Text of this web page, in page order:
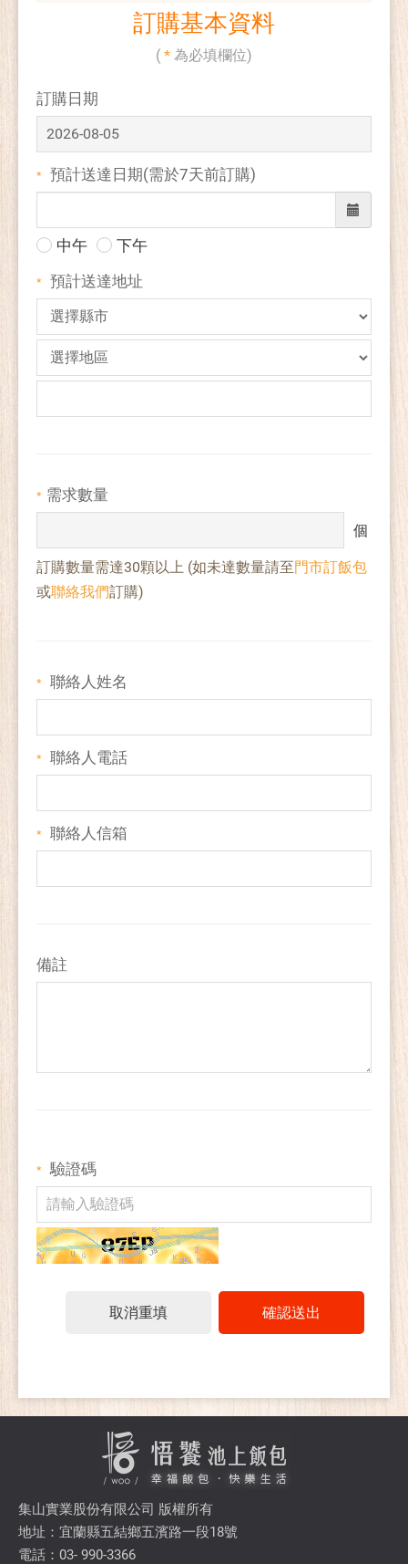
訂購基本資料
( * 為必填欄位)
訂購日期
* 預計送達日期(需於7天前訂購)
中午 下午
* 預計送達地址
* 需求數量
個
訂購數量需達30顆以上 (如未達數量請至門市訂飯包
或聯絡我們訂購)
* 聯絡人姓名
* 聯絡人電話
* 聯絡人信箱
備註
* 驗證碼
取消重填 確認送出
集山實業股份有限公司 版權所有
地址：宜蘭縣五結鄉五濱路一段18號
電話：03- 990-3366